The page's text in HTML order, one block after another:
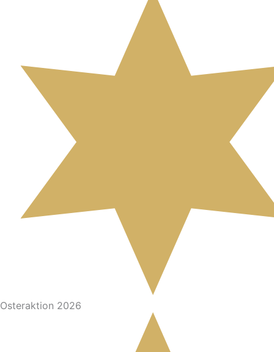
Osteraktion 2026